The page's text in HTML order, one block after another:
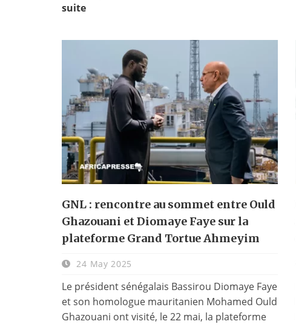
suite
GNL : rencontre au sommet entre Ould
Ghazouani et Diomaye Faye sur la
plateforme Grand Tortue Ahmeyim
24 May 2025
Le président sénégalais Bassirou Diomaye Faye
et son homologue mauritanien Mohamed Ould
Ghazouani ont visité, le 22 mai, la plateforme